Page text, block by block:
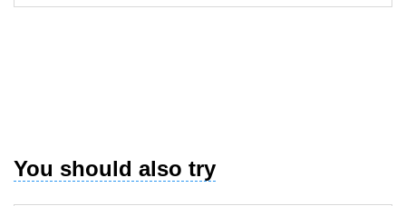
You should also try